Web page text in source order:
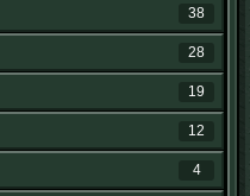
38
28
19
12
4